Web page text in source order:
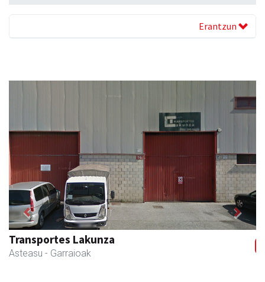
Erantzun
Transportes Lakunza
Asteasu - Garraioak
Previous Next